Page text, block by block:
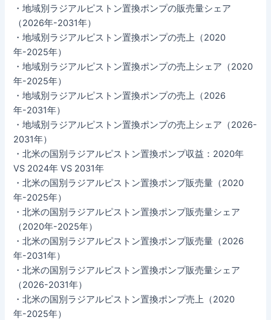
・地域別ラジアルピストン置換ポンプの販売量シェア
（2026年-2031年）
・地域別ラジアルピストン置換ポンプの売上（2020
年-2025年）
・地域別ラジアルピストン置換ポンプの売上シェア（2020
年-2025年）
・地域別ラジアルピストン置換ポンプの売上（2026
年-2031年）
・地域別ラジアルピストン置換ポンプの売上シェア（2026-
2031年）
・北米の国別ラジアルピストン置換ポンプ収益：2020年
VS 2024年 VS 2031年
・北米の国別ラジアルピストン置換ポンプ販売量（2020
年-2025年）
・北米の国別ラジアルピストン置換ポンプ販売量シェア
（2020年-2025年）
・北米の国別ラジアルピストン置換ポンプ販売量（2026
年-2031年）
・北米の国別ラジアルピストン置換ポンプ販売量シェア
（2026-2031年）
・北米の国別ラジアルピストン置換ポンプ売上（2020
年-2025年）